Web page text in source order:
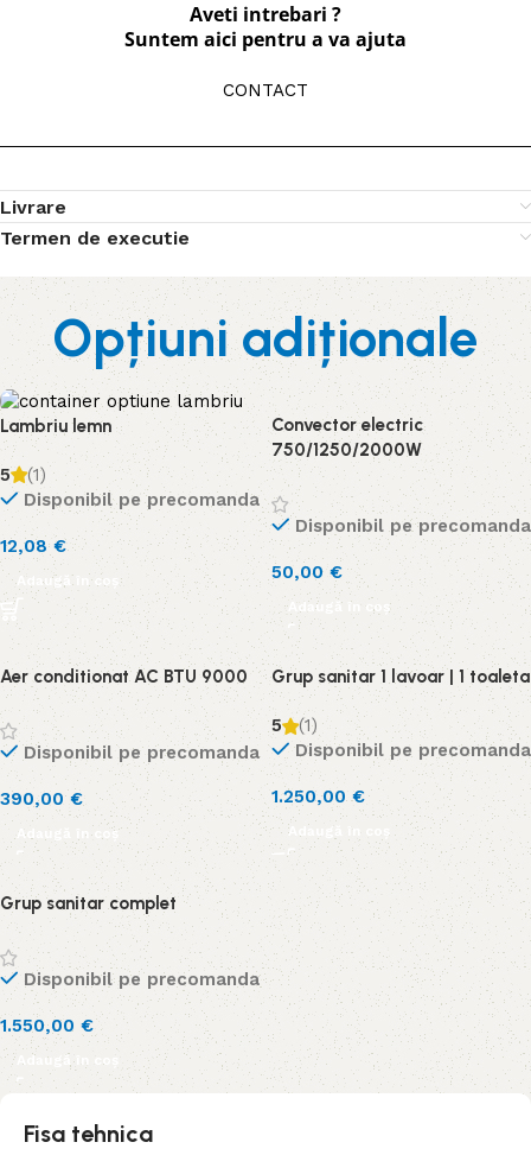
Aveti intrebari ?
Suntem aici pentru a va ajuta
CONTACT
Livrare
Termen de executie
Opțiuni adiționale
Lambriu lemn
5
(1)
Disponibil pe precomanda
12,08€
Adaugă în coș
Convector electric
750/1250/2000W
Disponibil pe precomanda
50,00 €
Adaugă în coș
Aer conditionat AC BTU 9000
Disponibil pe precomanda
390,00€
Adaugă în coș
Grup sanitar 1 lavoar | 1 toaleta
5
(1)
Disponibil pe precomanda
1.250,00€
Adaugă în coș
Grup sanitar complet
Disponibil pe precomanda
1.550,00 €
Adaugă în coș
Fisa tehnica